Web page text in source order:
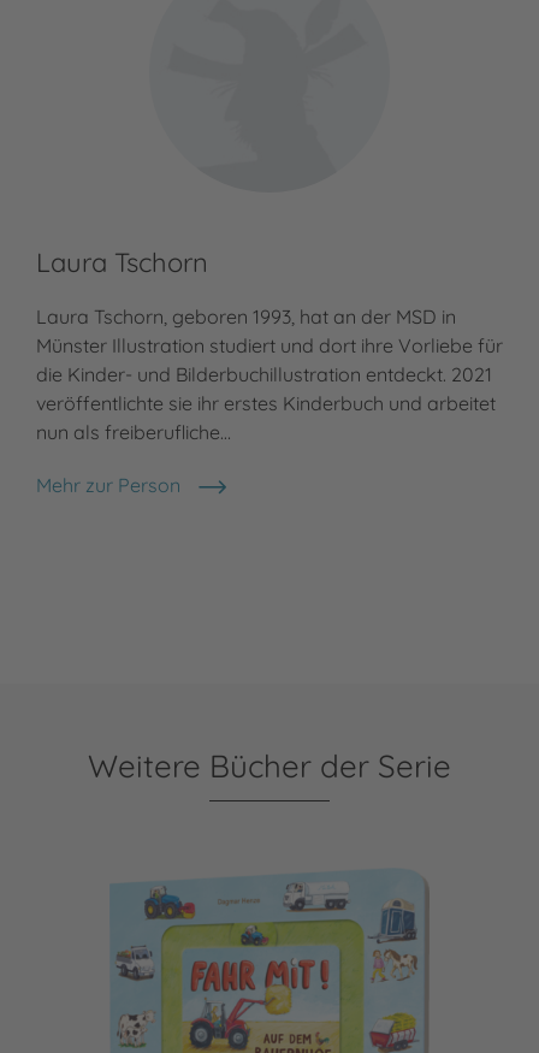
Laura Tschorn
Laura Tschorn, geboren 1993, hat an der MSD in
Münster Illustration studiert und dort ihre Vorliebe für
die Kinder- und Bilderbuchillustration entdeckt. 2021
veröffentlichte sie ihr erstes Kinderbuch und arbeitet
nun als freiberufliche…
Mehr zur Person
Laura Tschorn
Weitere Bücher der Serie